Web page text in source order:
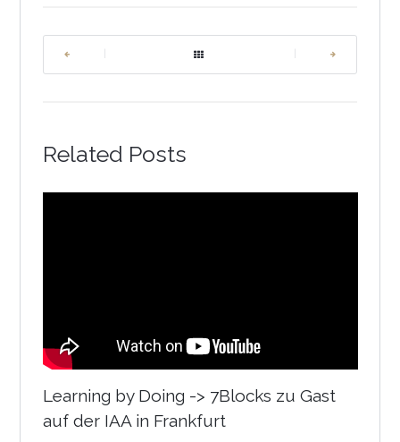
Related Posts
Learning by Doing -> 7Blocks zu Gast
auf der IAA in Frankfurt